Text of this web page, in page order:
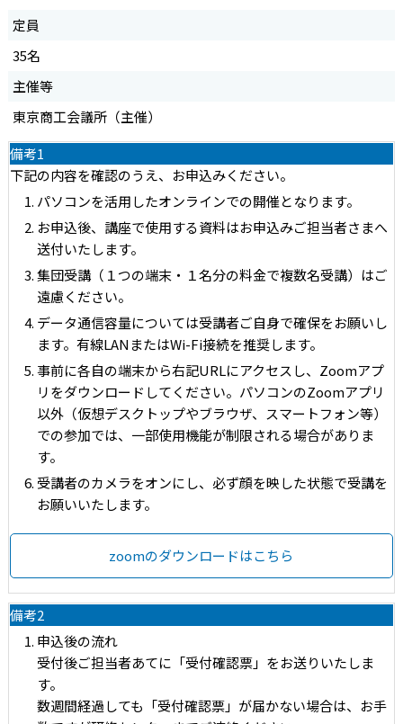
定員
35名
主催等
東京商工会議所（主催）
備考1
下記の内容を確認のうえ、お申込みください。
パソコンを活用したオンラインでの開催となります。
お申込後、講座で使用する資料はお申込みご担当者さまへ
送付いたします。
集団受講（１つの端末・１名分の料金で複数名受講）はご
遠慮ください。
データ通信容量については受講者ご自身で確保をお願いし
ます。有線LANまたはWi-Fi接続を推奨します。
事前に各自の端末から右記URLにアクセスし、Zoomアプ
リをダウンロードしてください。パソコンのZoomアプリ
以外（仮想デスクトップやブラウザ、スマートフォン等）
での参加では、一部使用機能が制限される場合がありま
す。
受講者のカメラをオンにし、必ず顔を映した状態で受講を
お願いいたします。
zoomのダウンロードはこちら
備考2
申込後の流れ
受付後ご担当者あてに「受付確認票」をお送りいたしま
す。
数週間経過しても「受付確認票」が届かない場合は、お手